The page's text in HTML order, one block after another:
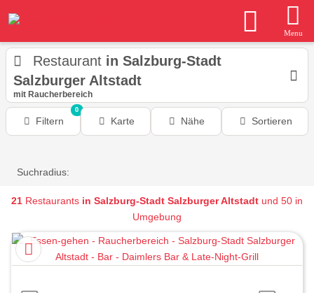
Menu
Restaurant in Salzburg-Stadt
Salzburger Altstadt
mit Raucherbereich
Filtern
0
Karte Nähe Sortieren
Suchradius:
21 Restaurants in Salzburg-Stadt Salzburger Altstadt und 50 in
Umgebung